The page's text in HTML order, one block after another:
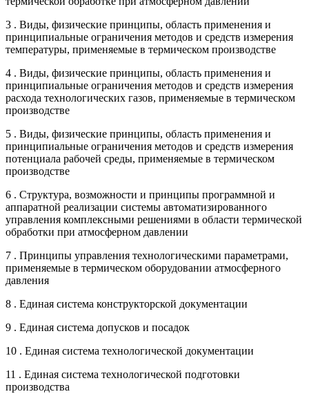
3 . Виды, физические принципы, область применения и
принципиальные ограничения методов и средств измерения
температуры, применяемые в термическом производстве
4 . Виды, физические принципы, область применения и
принципиальные ограничения методов и средств измерения
расхода технологических газов, применяемые в термическом
производстве
5 . Виды, физические принципы, область применения и
принципиальные ограничения методов и средств измерения
потенциала рабочей среды, применяемые в термическом
производстве
6 . Структура, возможности и принципы программной и
аппаратной реализации системы автоматизированного
управления комплексными решениями в области термической
обработки при атмосферном давлении
7 . Принципы управления технологическими параметрами,
применяемые в термическом оборудовании атмосферного
давления
8 . Единая система конструкторской документации
9 . Единая система допусков и посадок
10 . Единая система технологической документации
11 . Единая система технологической подготовки
производства